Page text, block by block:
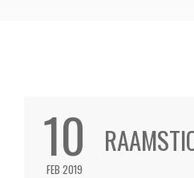
10
FEB 2019